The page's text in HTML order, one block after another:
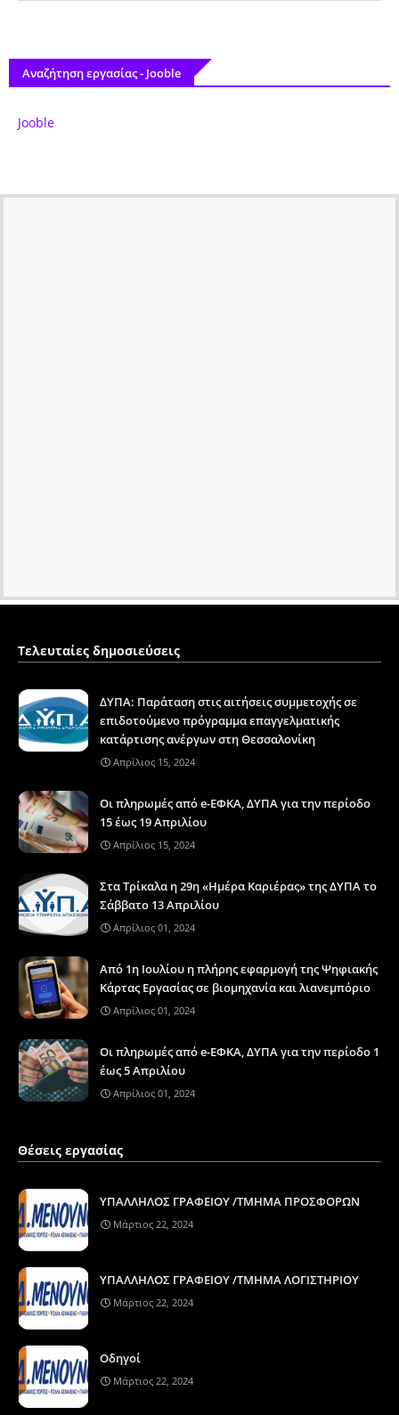
Αναζήτηση εργασίας - Jooble
Jooble
Τελευταίες δημοσιεύσεις
ΔΥΠΑ: Παράταση στις αιτήσεις συμμετοχής σε
επιδοτούμενο πρόγραμμα επαγγελματικής
κατάρτισης ανέργων στη Θεσσαλονίκη
Απρίλιος 15, 2024
Οι πληρωμές από e-ΕΦΚΑ, ΔΥΠΑ για την περίοδο
15 έως 19 Απριλίου
Απρίλιος 15, 2024
Στα Τρίκαλα η 29η «Ημέρα Καριέρας» της ΔΥΠΑ το
Σάββατο 13 Απριλίου
Απρίλιος 01, 2024
Από 1η Ιουλίου η πλήρης εφαρμογή της Ψηφιακής
Κάρτας Εργασίας σε βιομηχανία και λιανεμπόριο
Απρίλιος 01, 2024
Οι πληρωμές από e-ΕΦΚΑ, ΔΥΠΑ για την περίοδο 1
έως 5 Απριλίου
Απρίλιος 01, 2024
Θέσεις εργασίας
ΥΠΑΛΛΗΛΟΣ ΓΡΑΦΕΙΟΥ /ΤΜΗΜΑ ΠΡΟΣΦΟΡΩΝ
Μάρτιος 22, 2024
ΥΠΑΛΛΗΛΟΣ ΓΡΑΦΕΙΟΥ /ΤΜΗΜΑ ΛΟΓΙΣΤΗΡΙΟΥ
Μάρτιος 22, 2024
Οδηγοί
Μάρτιος 22, 2024